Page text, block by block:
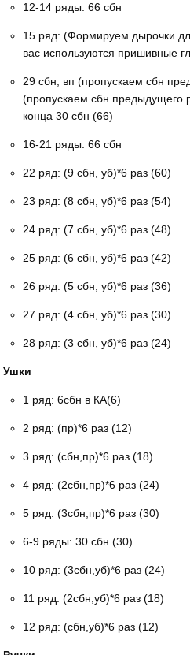
12-14 ряды: 66 сбн
15 ряд: (Формируем дырочки
вас используются пришивные
29 сбн, вп (пропускаем сбн
(пропускаем сбн предыдущего
конца 30 сбн (66)
16-21 ряды: 66 сбн
22 ряд: (9 сбн, уб)*6 раз (60)
23 ряд: (8 сбн, уб)*6 раз (54)
24 ряд: (7 сбн, уб)*6 раз (48)
25 ряд: (6 сбн, уб)*6 раз (42)
26 ряд: (5 сбн, уб)*6 раз (36)
27 ряд: (4 сбн, уб)*6 раз (30)
28 ряд: (3 сбн, уб)*6 раз (24)
Ушки
1 ряд: 6сбн в КА(6)
2 ряд: (пр)*6 раз (12)
3 ряд: (сбн,пр)*6 раз (18)
4 ряд: (2сбн,пр)*6 раз (24)
5 ряд: (3сбн,пр)*6 раз (30)
6-9 ряды: 30 сбн (30)
10 ряд: (3сбн,уб)*6 раз (24)
11 ряд: (2сбн,уб)*6 раз (18)
12 ряд: (сбн,уб)*6 раз (12)